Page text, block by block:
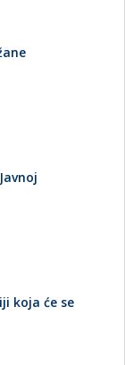
koja će se